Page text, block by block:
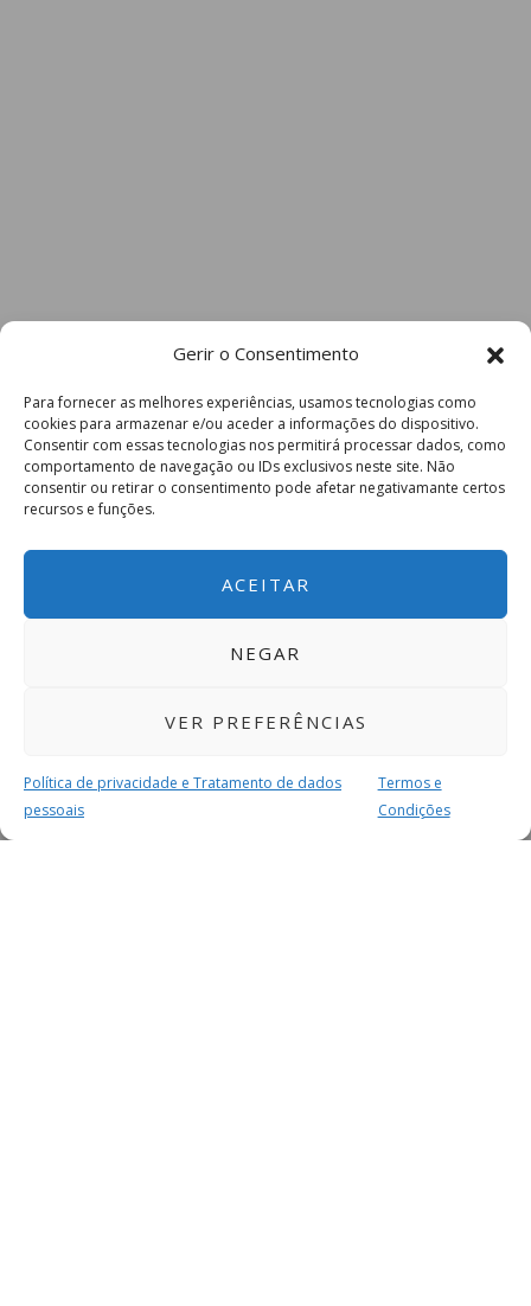
Gerir o Consentimento
Para fornecer as melhores experiências, usamos tecnologias como
cookies para armazenar e/ou aceder a informações do dispositivo.
Consentir com essas tecnologias nos permitirá processar dados, como
comportamento de navegação ou IDs exclusivos neste site. Não
consentir ou retirar o consentimento pode afetar negativamante certos
recursos e funções.
ACEITAR
NEGAR
VER PREFERÊNCIAS
Política de privacidade e Tratamento de dados
pessoais
Termos e
Condições